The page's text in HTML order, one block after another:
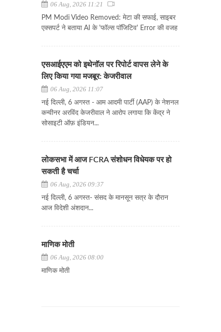
06 Aug, 2026 11:21
PM Modi Video Removed: मेटा की सफाई, साइबर
एक्सपर्ट ने बताया AI के 'फॉल्स पॉजिटिव' Error की वजह
एसआईएएम को इथेनॉल पर रिपोर्ट वापस लेने के
लिए किया गया मजबूर: केजरीवाल
06 Aug, 2026 11:07
नई दिल्ली, 6 अगस्त - आम आदमी पार्टी (AAP) के नेशनल
कन्वीनर अरविंद केजरीवाल ने आरोप लगाया कि केंद्र ने
सोसाइटी ऑफ़ इंडियन...
लोकसभा में आज FCRA संशोधन विधेयक पर हो
सकती है चर्चा
06 Aug, 2026 09:37
नई दिल्ली, 6 अगस्त- संसद के मानसून सत्र के दौरान
आज विदेशी अंशदान...
माणिक मोती
06 Aug, 2026 08:00
माणिक मोती